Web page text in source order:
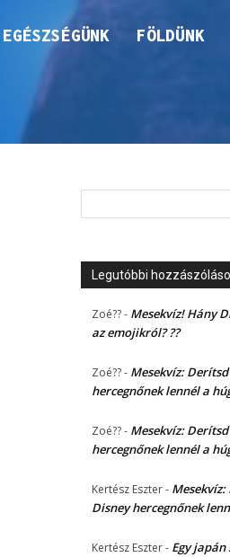
EGÉSZSÉGÜNK FÖLDÜNK
Legutóbbi
Zoé??- Mesekvíz! Hány
az emojikról? ??
Zoé??- Mesekvíz:
hercegnőnek lennél a
Zoé??- Mesekvíz:
hercegnőnek lennél a
Kertész Eszter-
Disney hercegnőnek
Kertész Eszter- Egy